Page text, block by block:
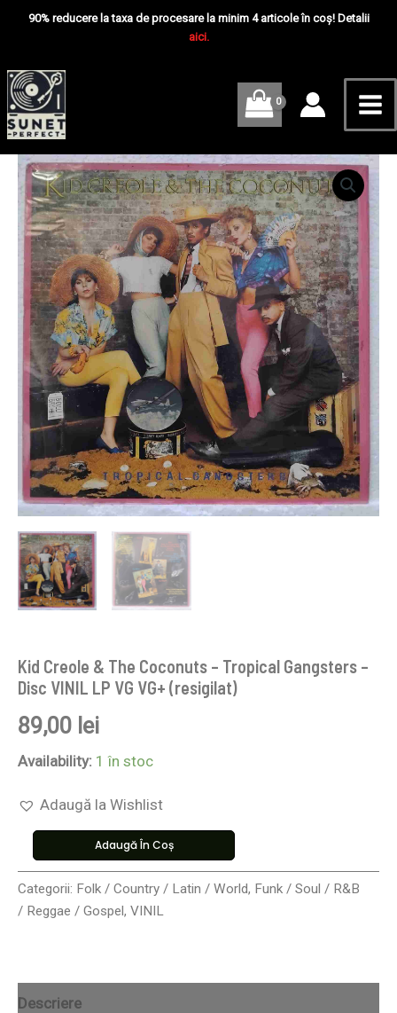
90% reducere la taxa de procesare la minim 4 articole în coș! Detalii
aici.
Kid Creole & The Coconuts – Tropical Gangsters –
Disc VINIL LP VG VG+ (resigilat)
89,00 lei
Availability: 1 în stoc
Adaugă la Wishlist
Cantitate
Kid
Creole
The
Coconuts
Tropical
Gangsters
Disc
VINIL
LP
VG
(resigilat)
Adaugă În Coș
Categorii: Folk / Country / Latin / World, Funk / Soul / R&B
/ Reggae / Gospel, VINIL
Descriere
Coconuts
VG
VG+
(resigilat)